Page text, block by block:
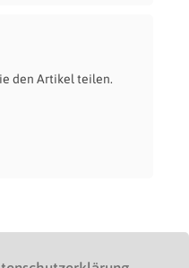
den Artikel teilen.